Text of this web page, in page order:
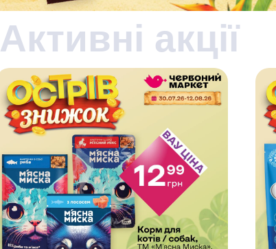
Активні акції